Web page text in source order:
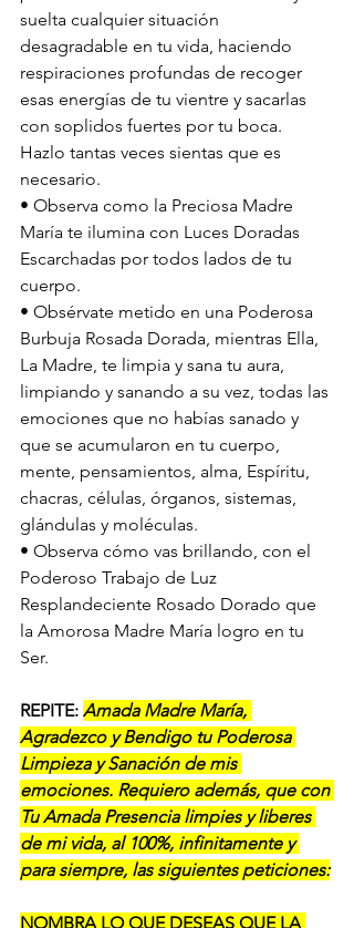
suelta cualquier situación
desagradable en tu vida, haciendo
respiraciones profundas de recoger
esas energías de tu vientre y sacarlas
con soplidos fuertes por tu boca.
Hazlo tantas veces sientas que es
necesario.
• Observa como la Preciosa Madre
María te ilumina con Luces Doradas
Escarchadas por todos lados de tu
cuerpo.
• Obsérvate metido en una Poderosa
Burbuja Rosada Dorada, mientras Ella,
La Madre, te limpia y sana tu aura,
limpiando y sanando a su vez, todas las
emociones que no habías sanado y
que se acumularon en tu cuerpo,
mente, pensamientos, alma, Espíritu,
chacras, células, órganos, sistemas,
glándulas y moléculas.
• Observa cómo vas brillando, con el
Poderoso Trabajo de Luz
Resplandeciente Rosado Dorado que
la Amorosa Madre María logro en tu
Ser.
REPITE: Amada Madre María,
Agradezco y Bendigo tu Poderosa
Limpieza y Sanación de mis
emociones. Requiero además, que con
Tu Amada Presencia limpies y liberes
de mi vida, al 100%, infinitamente y
para siempre, las siguientes peticiones:
NOMBRA LO QUE DESEAS QUE LA